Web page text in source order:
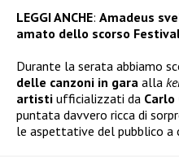
LEGGI ANCHE: Amadeus
amato dello scorso
Durante la serata abbiamo
delle canzoni in gara alla
artisti ufficializzati da Carlo
puntata davvero ricca di
le aspettative del pubblico a